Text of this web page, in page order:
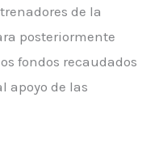
de la
posteriormente
fondos recaudados
apoyo de las